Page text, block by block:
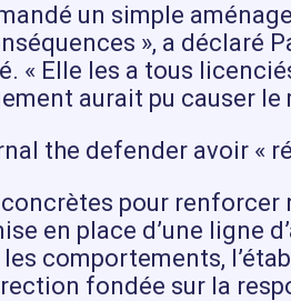
un simple
», a déclaré
« Elle les a tous
aurait pu causer
the defender avoir «
concrètes pour
en place d’une ligne
comportements,
fondée sur la